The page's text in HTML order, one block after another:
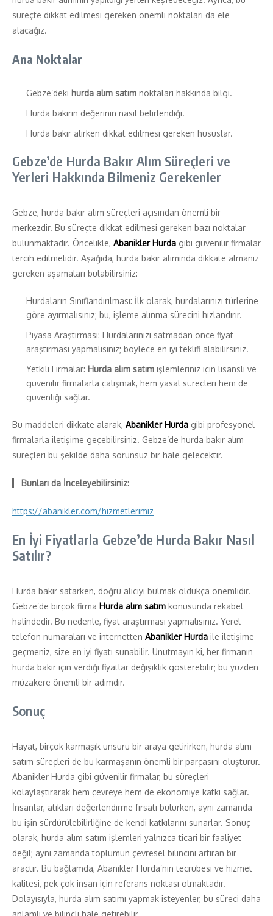
süreçte dikkat edilmesi gereken önemli noktaları da ele
alacağız.
Ana Noktalar
Gebze’deki hurda alım satım noktaları hakkında bilgi.
Hurda bakırın değerinin nasıl belirlendiği.
Hurda bakır alırken dikkat edilmesi gereken hususlar.
Gebze’de Hurda Bakır Alım Süreçleri ve
Yerleri Hakkında Bilmeniz Gerekenler
Gebze, hurda bakır alım süreçleri açısından önemli bir
merkezdir. Bu süreçte dikkat edilmesi gereken bazı noktalar
bulunmaktadır. Öncelikle, Abanikler Hurda gibi güvenilir firmalar
tercih edilmelidir. Aşağıda, hurda bakır alımında dikkate almanız
gereken aşamaları bulabilirsiniz:
Hurdaların Sınıflandırılması: İlk olarak, hurdalarınızı türlerine
göre ayırmalısınız; bu, işleme alınma sürecini hızlandırır.
Piyasa Araştırması: Hurdalarınızı satmadan önce fiyat
araştırması yapmalısınız; böylece en iyi teklifi alabilirsiniz.
Yetkili Firmalar: Hurda alım satım işlemleriniz için lisanslı ve
güvenilir firmalarla çalışmak, hem yasal süreçleri hem de
güvenliği sağlar.
Bu maddeleri dikkate alarak, Abanikler Hurda gibi profesyonel
firmalarla iletişime geçebilirsiniz. Gebze’de hurda bakır alım
süreçleri bu şekilde daha sorunsuz bir hale gelecektir.
Bunları da İnceleyebilirsiniz:
https://abanikler.com/hizmetlerimiz
En İyi Fiyatlarla Gebze’de Hurda Bakır Nasıl
Satılır?
Hurda bakır satarken, doğru alıcıyı bulmak oldukça önemlidir.
Gebze’de birçok firma Hurda alım satım konusunda rekabet
halindedir. Bu nedenle, fiyat araştırması yapmalısınız. Yerel
telefon numaraları ve internetten Abanikler Hurda ile iletişime
geçmeniz, size en iyi fiyatı sunabilir. Unutmayın ki, her firmanın
hurda bakır için verdiği fiyatlar değişiklik gösterebilir; bu yüzden
müzakere önemli bir adımdır.
Sonuç
Hayat, birçok karmaşık unsuru bir araya getirirken, hurda alım
satım süreçleri de bu karmaşanın önemli bir parçasını oluşturur.
Abanikler Hurda gibi güvenilir firmalar, bu süreçleri
kolaylaştırarak hem çevreye hem de ekonomiye katkı sağlar.
İnsanlar, atıkları değerlendirme fırsatı bulurken, aynı zamanda
bu işin sürdürülebilirliğine de kendi katkılarını sunarlar. Sonuç
olarak, hurda alım satım işlemleri yalnızca ticari bir faaliyet
değil; aynı zamanda toplumun çevresel bilincini artıran bir
araçtır. Bu bağlamda, Abanikler Hurda’nın tecrübesi ve hizmet
kalitesi, pek çok insan için referans noktası olmaktadır.
Dolayısıyla, hurda alım satımı yapmak isteyenler, bu süreci daha
anlamlı ve bilinçli hale getirebilir.